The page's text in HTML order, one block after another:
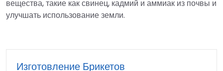
вещества, такие как свинец, кадмий и аммиак из почвы и
улучшать использование земли.
Изготовление Брикетов